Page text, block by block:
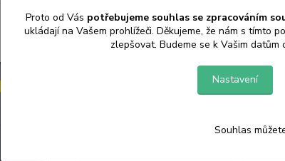
943 Kč
Skladem e-
shop,
odešleme
prac.dnů
808
668 Kč
Proto od Vás potřebujeme souhlas se zpracováním
ukládají na Vašem prohlížeči. Děkujeme, že nám s tímto
zlepšovat. Budeme se k Vašim datům
Nastavení
Souhlas